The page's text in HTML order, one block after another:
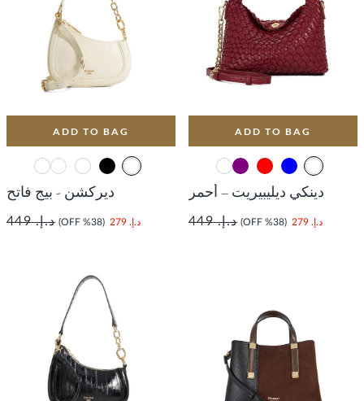
ADD TO BAG
دينكي ديليبيريت – أحمر
د.إ. 279 (38% OFF) د.إ. 449
ADD TO BAG
ديركشن - بيج فاتح
د.إ. 279 (38% OFF) د.إ. 449